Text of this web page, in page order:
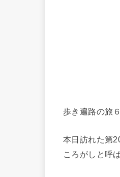
歩き遍路の旅
本日訪れた第
ころがしと呼